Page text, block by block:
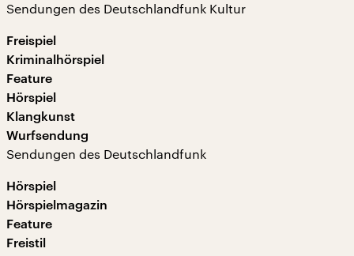
Sendungen des Deutschlandfunk Kultur
Freispiel
Kriminalhörspiel
Feature
Hörspiel
Klangkunst
Wurfsendung
Sendungen des Deutschlandfunk
Hörspiel
Hörspielmagazin
Feature
Freistil